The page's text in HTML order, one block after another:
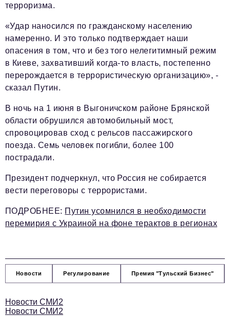
терроризма.
«Удар наносился по гражданскому населению
намеренно. И это только подтверждает наши
опасения в том, что и без того нелегитимный режим
в Киеве, захвативший когда-то власть, постепенно
перерождается в террористическую организацию», -
сказал Путин.
В ночь на 1 июня в Выгоничском районе Брянской
области обрушился автомобильный мост,
спровоцировав сход с рельсов пассажирского
поезда. Семь человек погибли, более 100
пострадали.
Президент подчеркнул, что Россия не собирается
вести переговоры с террористами.
ПОДРОБНЕЕ: Путин усомнился в необходимости
перемирия с Украиной на фоне терактов в регионах
Новости Регулирование Премия "Тульский Бизнес"
Новости СМИ2
Новости СМИ2